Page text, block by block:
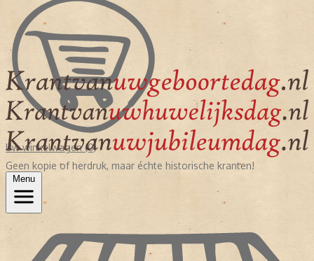
Uw winkelwagen (0)
Geen kopie of herdruk, maar échte historische kranten!
Menu